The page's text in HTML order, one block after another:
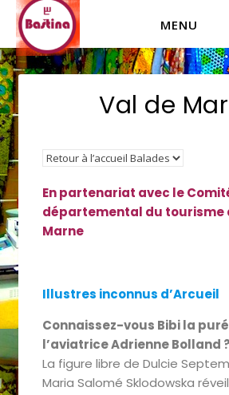
MENU
Val de
En partenariat avec le
départemental du tourisme
Marne
Illustres inconnus d’Arcueil
Connaissez-vous Bibi la
l’aviatrice Adrienne Bolland
La figure libre de Dulcie
Maria Salomé Sklodowska